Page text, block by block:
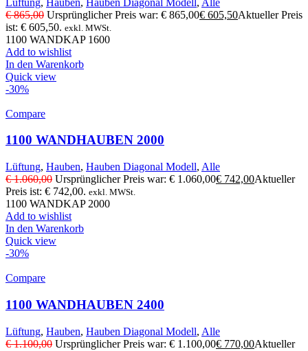
€865,00 Ursprünglicher Preis war: € 865,00€ 605,50Aktueller Preis
ist: € 605,50. exkl. MWSt.
1100 WANDKAP 1600
Add to wishlist
In den Warenkorb
Quick view
-30%
Compare
1100 WANDHAUBEN 2000
Lüftung, Hauben, Hauben Diagonal Modell, Alle
€1.060,00 Ursprünglicher Preis war: € 1.060,00€ 742,00Aktueller
Preis ist: € 742,00. exkl. MWSt.
1100 WANDKAP 2000
Add to wishlist
In den Warenkorb
Quick view
-30%
Compare
1100 WANDHAUBEN 2400
Lüftung, Hauben, Hauben Diagonal Modell, Alle
€1.100,00 Ursprünglicher Preis war: € 1.100,00€ 770,00Aktueller